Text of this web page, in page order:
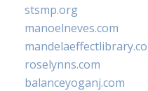
stsmp.org
manoelneves.com
roselynns.com
balanceyoganj.com